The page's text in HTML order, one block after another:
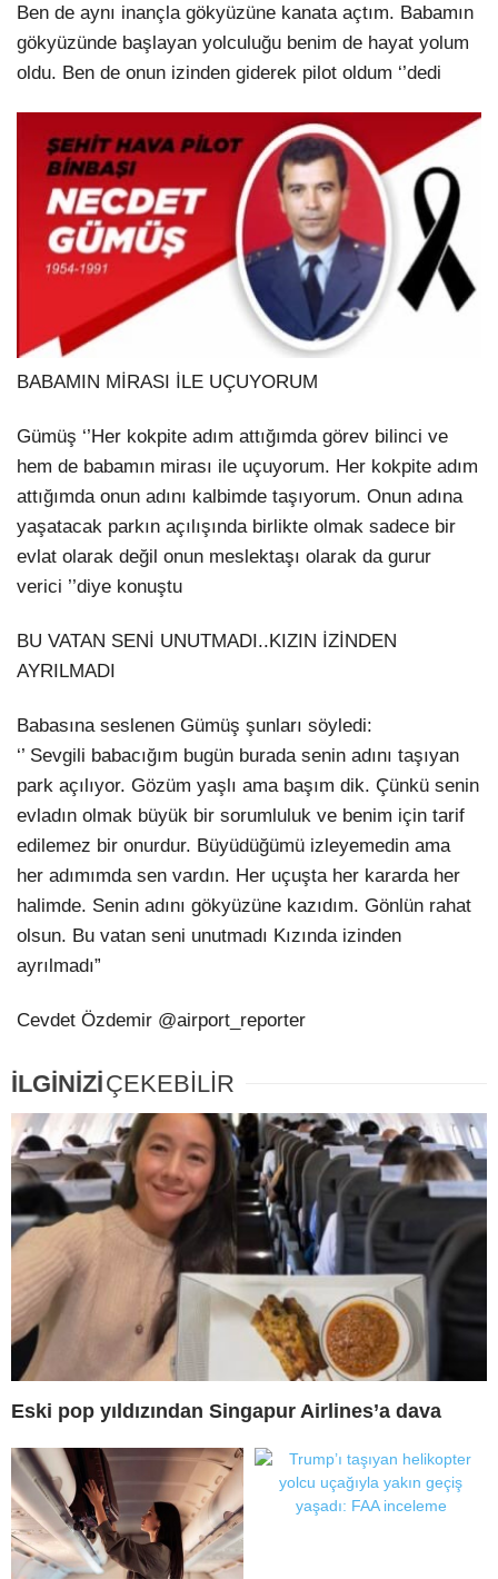
Ben de aynı inançla gökyüzüne kanata açtım. Babamın
gökyüzünde başlayan yolculuğu benim de hayat yolum
oldu. Ben de onun izinden giderek pilot oldum ‘’dedi
BABAMIN MİRASI İLE UÇUYORUM
Gümüş ‘’Her kokpite adım attığımda görev bilinci ve
hem de babamın mirası ile uçuyorum. Her kokpite adım
attığımda onun adını kalbimde taşıyorum. Onun adına
yaşatacak parkın açılışında birlikte olmak sadece bir
evlat olarak değil onun meslektaşı olarak da gurur
verici ’’diye konuştu
BU VATAN SENİ UNUTMADI..KIZIN İZİNDEN
AYRILMADI
Babasına seslenen Gümüş şunları söyledi:
‘’ Sevgili babacığım bugün burada senin adını taşıyan
park açılıyor. Gözüm yaşlı ama başım dik. Çünkü senin
evladın olmak büyük bir sorumluluk ve benim için tarif
edilemez bir onurdur. Büyüdüğümü izleyemedin ama
her adımımda sen vardın. Her uçuşta her kararda her
halimde. Senin adını gökyüzüne kazıdım. Gönlün rahat
olsun. Bu vatan seni unutmadı Kızında izinden
ayrılmadı”
Cevdet Özdemir @airport_reporter
İLGİNİZİÇEKEBİLİR
Eski pop yıldızından Singapur Airlines’a dava